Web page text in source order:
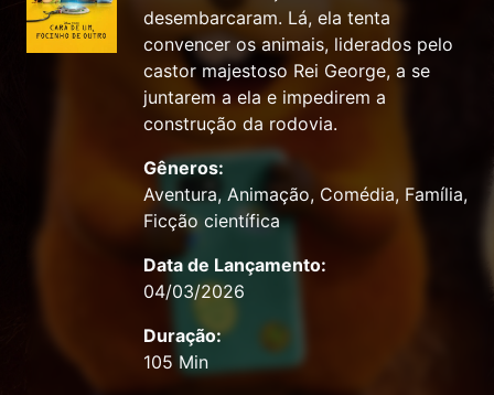
desembarcaram. Lá, ela tenta
convencer os animais, liderados pelo
castor majestoso Rei George, a se
juntarem a ela e impedirem a
construção da rodovia.
Gêneros:
Aventura, Animação, Comédia, Família,
Ficção científica
Data de Lançamento:
04/03/2026
Duração:
105 Min